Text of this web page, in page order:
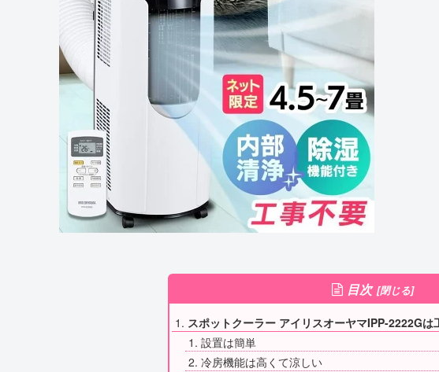
目次
スポットクーラー アイリスオーヤマIPP-2222Gは
設置は簡単
冷房機能は高くて涼しい